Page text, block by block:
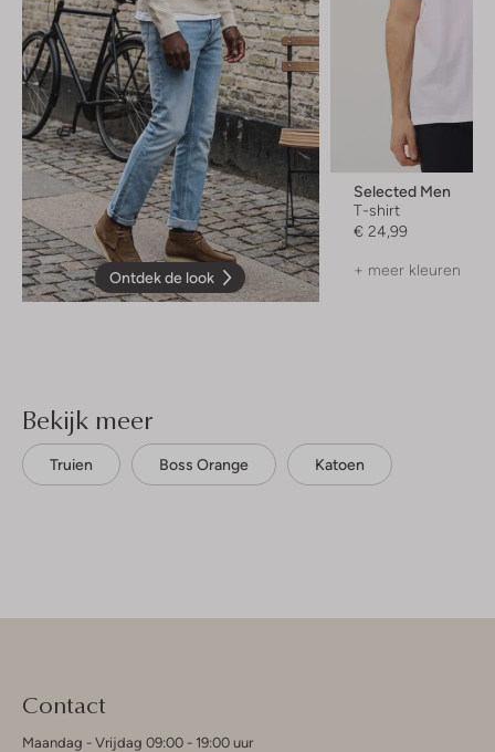
Ontdek de look
Selected Men
T-shirt
€ 24,99
+ meer kleuren
Bekijk meer
Truien Boss Orange Katoen
Contact
Maandag - Vrijdag 09:00 - 19:00 uur